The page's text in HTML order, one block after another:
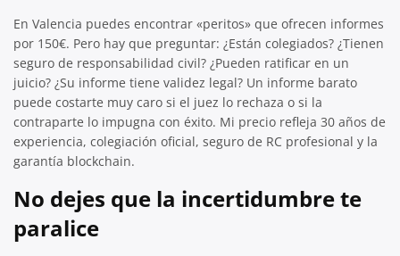
En Valencia puedes encontrar «peritos» que ofrecen informes
por 150€. Pero hay que preguntar: ¿Están colegiados? ¿Tienen
seguro de responsabilidad civil? ¿Pueden ratificar en un
juicio? ¿Su informe tiene validez legal? Un informe barato
puede costarte muy caro si el juez lo rechaza o si la
contraparte lo impugna con éxito. Mi precio refleja 30 años de
experiencia, colegiación oficial, seguro de RC profesional y la
garantía blockchain.
No dejes que la incertidumbre te
paralice